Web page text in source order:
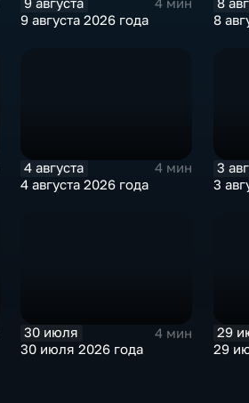
4 мин
9 августа 2026 года
8
4 августа
4 мин
4 августа 2026 года
3
3
30 июля
4 мин
30 июля 2026 года
29
29